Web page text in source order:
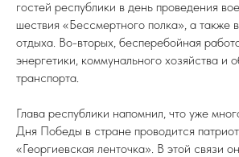
гостей республики в день проведения
шествия «Бессмертного полка», а также
отдыха. Во-вторых, бесперебойная
энергетики, коммунального хозяйства и
транспорта.
Глава республики напомнил, что уже
Дня Победы в стране проводится
«Георгиевская ленточка». В этой связи